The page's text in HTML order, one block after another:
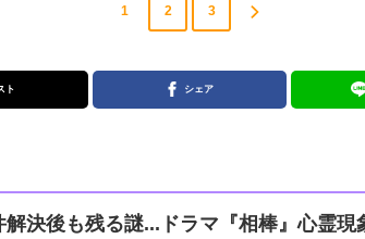
1 2 3
ト シェア
解決後も残る謎...ドラマ『相棒』心霊現